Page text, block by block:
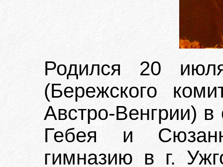
Родился 20
(Бережского
Австро-Венгрии)
Гебея и
гимназию в г.